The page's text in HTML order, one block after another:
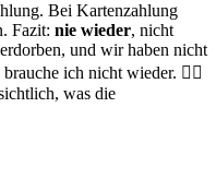
Bei Kartenzahlung
Fazit: nie wieder, nicht
und wir haben nicht
ich nicht wieder. 👎🏻
was die